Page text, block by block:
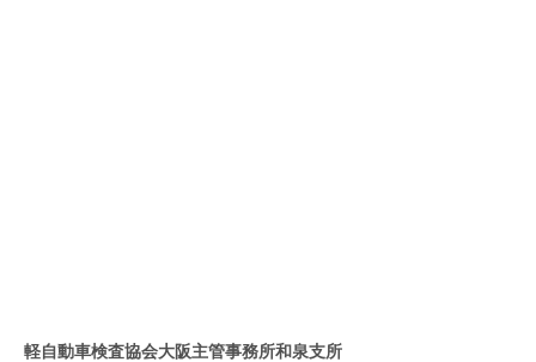
軽自動車検査協会大阪主管事務所和泉支所